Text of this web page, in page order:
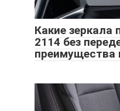
Какие зеркала
2114 без
преимущества